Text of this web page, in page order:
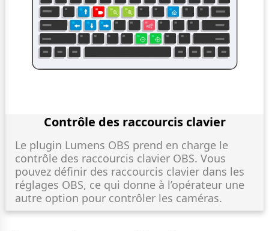
Contrôle des raccourcis clavier
Le plugin Lumens OBS prend en charge le
contrôle des raccourcis clavier OBS. Vous
pouvez définir des raccourcis clavier dans les
réglages OBS, ce qui donne à l’opérateur une
autre option pour contrôler les caméras.